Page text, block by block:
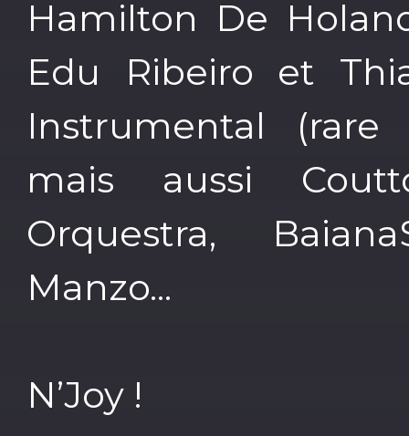
Hamilton De
Edu Ribeiro et
Instrumental (rare
mais aussi
Orquestra,
Manzo...
N’Joy !